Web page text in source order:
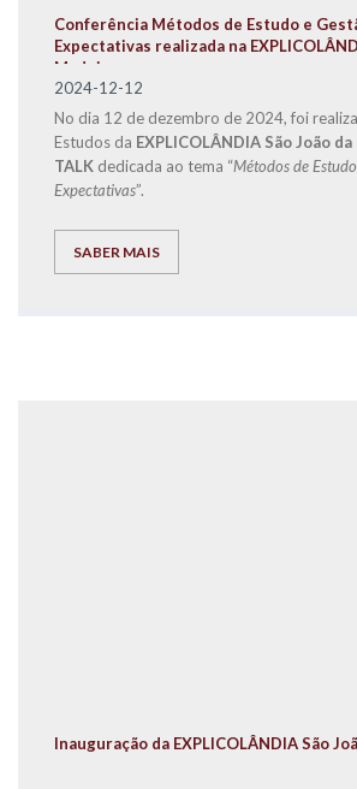
Conferência Métodos de Estudo e
Expectativas realizada na
Madeira
2024-12-12
No dia 12 de dezembro de 2024, foi
Estudos da EXPLICOLÂNDIA São João
TALK dedicada ao tema “Métodos de
Expectativas”.
SABER MAIS
Inauguração da EXPLICOLÂNDIA São